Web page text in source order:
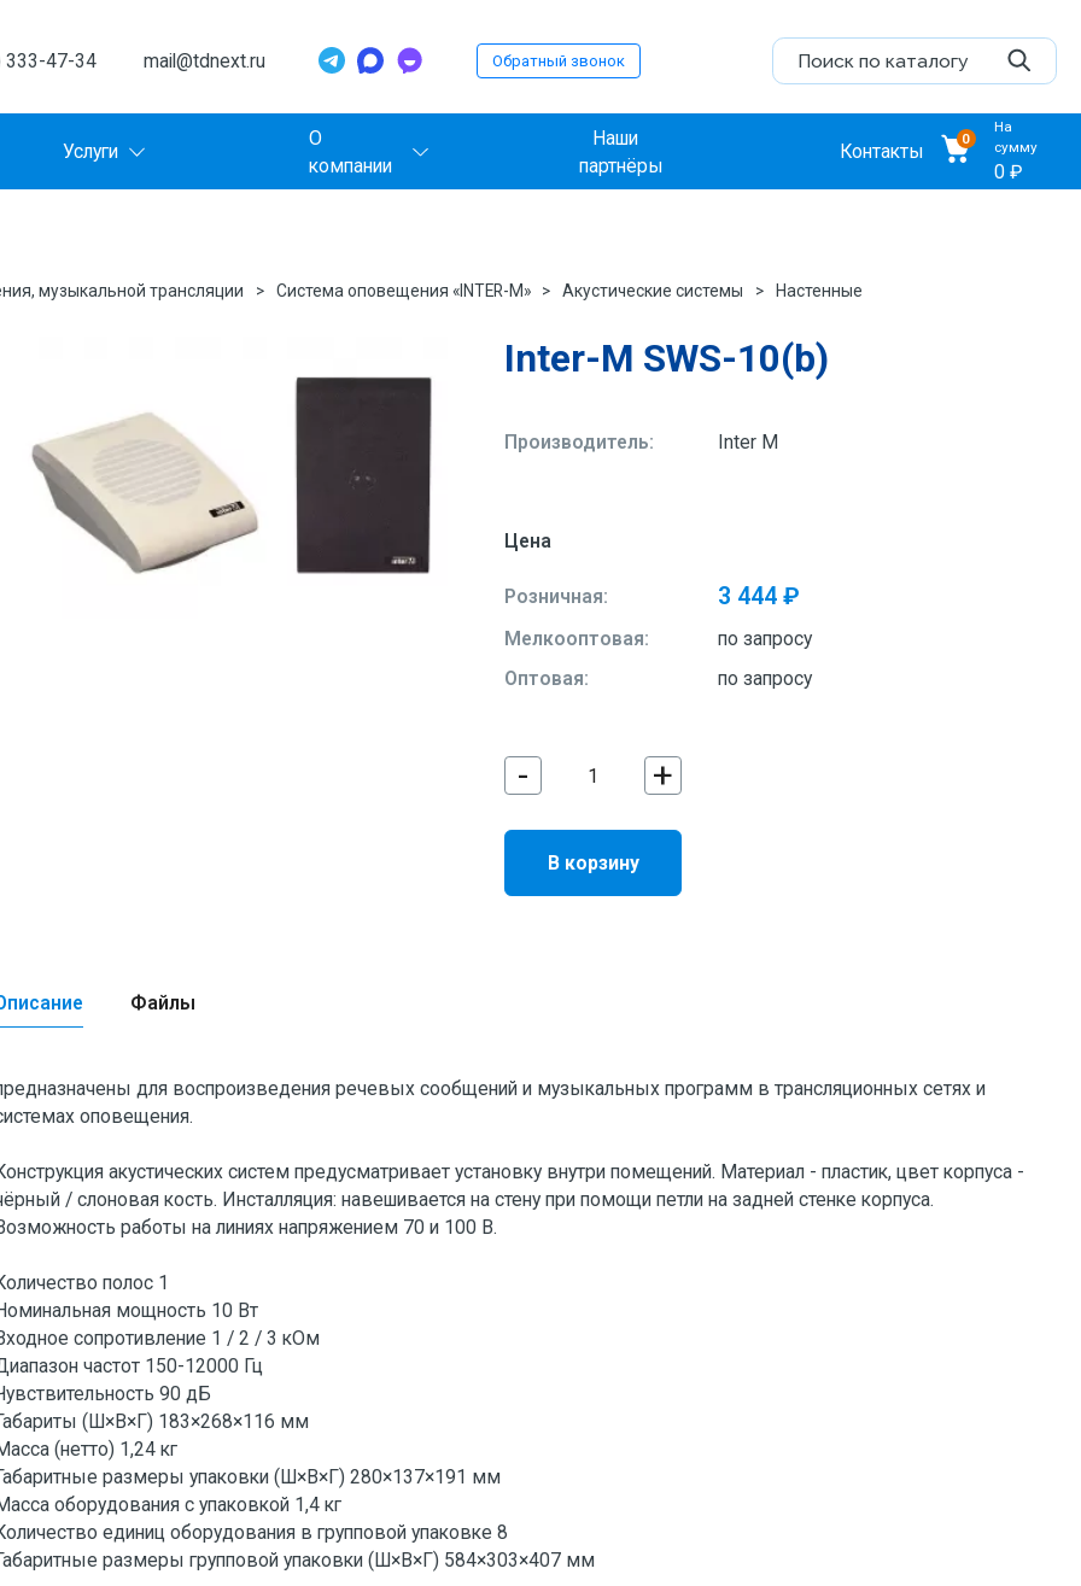
333-47-34 mail@tdnext.ru Обратный звонок
Услуги
О
компании
Наши
партнёры
Контакты
0
На
сумму
0 ₽
музыкальной трансляции Система оповещения «INTER-M» Акустические системы Настенные
Inter-M SWS-10(b)
Производитель: Inter M
Цена
Розничная: 3 444 ₽
Мелкооптовая:
по запросу
Оптовая:
по запросу
- +
В корзину
Файлы
для воспроизведения речевых сообщений и музыкальных программ в трансляционных сетях и
оповещения.
акустических систем предусматривает установку внутри помещений. Материал - пластик, цвет корпуса -
/ слоновая кость. Инсталляция: навешивается на стену при помощи петли на задней стенке корпуса.
работы на линиях напряжением 70 и 100 В.
полос 1
мощность 10 Вт
сопротивление 1 / 2 / 3 кОм
частот 150-12000 Гц
90 дБ
(Ш×В×Г) 183×268×116 мм
(нетто) 1,24 кг
размеры упаковки (Ш×В×Г) 280×137×191 мм
оборудования с упаковкой 1,4 кг
единиц оборудования в групповой упаковке 8
размеры групповой упаковки (Ш×В×Г) 584×303×407 мм